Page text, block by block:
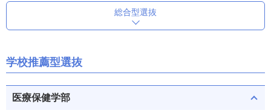
総合型選抜
学校推薦型選抜
医療保健学部